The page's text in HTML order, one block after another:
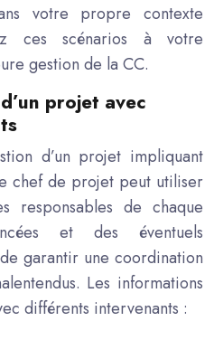
votre propre contexte
ces scénarios à votre
gestion de la CC.
projet avec
d’un projet impliquant
chef de projet peut utiliser
responsables de chaque
et des éventuels
garantir une coordination
Les informations
différents intervenants :